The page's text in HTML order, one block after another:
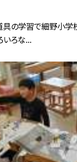
道具の学習で細野小
いろな...